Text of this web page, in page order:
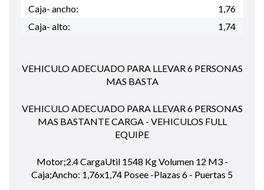
Caja- ancho:
1,76
Caja- alto:
1,74
VEHICULO ADECUADO PARA LLEVAR 6 PERSONAS
MAS BASTA
VEHICULO ADECUADO PARA LLEVAR 6 PERSONAS
MAS BASTANTE CARGA - VEHICULOS FULL
EQUIPE
Motor;2.4 CargaUtil 1548 Kg Volumen 12 M3 -
Caja;Ancho: 1,76x1,74 Posee -Plazas 6 - Puertas 5